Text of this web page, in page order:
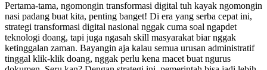
Pertama-tama, ngomongin transformasi digital tuh kayak ngomongin
nasi padang buat kita, penting banget! Di era yang serba cepat ini,
strategi transformasi digital nasional nggak cuma soal ngapdet
teknologi doang, tapi juga ngasah skill masyarakat biar nggak
ketinggalan zaman. Bayangin aja kalau semua urusan administratif
tinggal klik-klik doang, nggak perlu kena macet buat ngurus